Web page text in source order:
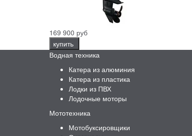
169 900 руб
купить
Водная техника
Катера из алюминия
Катера из пластика
Лодки из ПВХ
Лодочные моторы
Мототехника
Мотобуксировщики